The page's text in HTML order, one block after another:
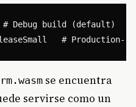
build (default)
se encuentra
servirse como un